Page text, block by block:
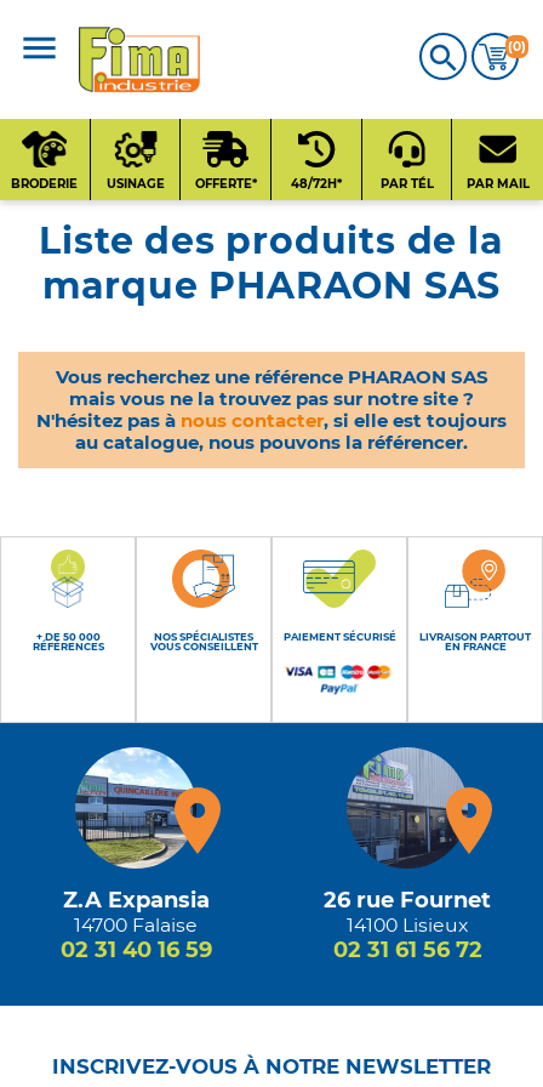
 (0)
CATALOGUE
PRODUITS
Qui sommes-nous
Nos fournisseurs
BRODERIE USINAGE OFFERTE* 48/72H* PAR TÉL PAR MAIL
Liste des produits de la
marque PHARAON SAS
Vous recherchez une référence PHARAON SAS
mais vous ne la trouvez pas sur notre site ?
N'hésitez pas à nous contacter, si elle est toujours
au catalogue, nous pouvons la référencer.
+ DE 50 000
RÉFÉRENCES
NOS SPÉCIALISTES
VOUS CONSEILLENT
PAIEMENT SÉCURISÉ
LIVRAISON PARTOUT
EN FRANCE
Z.A Expansia
14700 Falaise
02 31 40 16 59
26 rue Fournet
14100 Lisieux
02 31 61 56 72
INSCRIVEZ-VOUS À NOTRE NEWSLETTER